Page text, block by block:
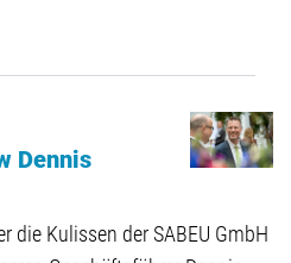
Dennis
die Kulissen der SABEU GmbH